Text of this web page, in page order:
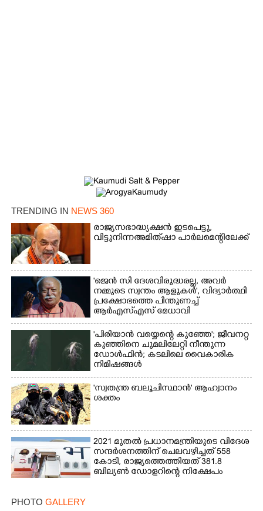
TRENDING IN NEWS 360
രാജ്യസഭാദ്ധ്യക്ഷൻ ഇടപെട്ടു,
വിട്ടുനിന്ന അമിത് ഷാ പാർലമെന്റിലേക്ക്
'ജെൻ സി ദേശവിരുദ്ധരല്ല, അവർ
നമ്മുടെ സ്വന്തം ആളുകൾ', വിദ്യാർത്ഥി
പ്രക്ഷോഭത്തെ പിന്തുണച്ച്
ആർഎസ്‌എസ് മേധാവി
'പിരിയാൻ വയ്യെന്റെ കുഞ്ഞേ'; ജീവനറ്റ
കുഞ്ഞിനെ ചുമലിലേറ്റി നീന്തുന്ന
ഡോൾഫിൻ; കടലിലെ വൈകാരിക
നിമിഷങ്ങൾ
'സ്വതന്ത്ര ബലൂചിസ്ഥാൻ' ആഹ്വാനം
ശക്തം
2021 മുതൽ പ്രധാനമന്ത്രിയുടെ വിദേശ
സന്ദർശനത്തിന് ചെലവഴിച്ചത് 558
കോടി, രാജ്യത്തെത്തിയത് 381.8
ബില്യൺ ഡോളറിന്റെ നിക്ഷേപം
PHOTO GALLERY